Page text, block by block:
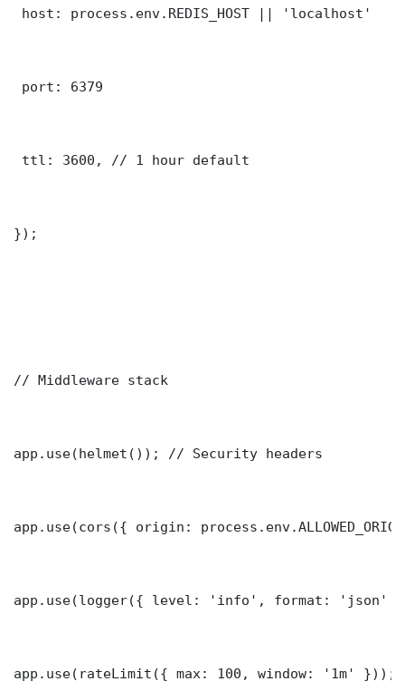
host: process.env.REDIS_HOST || 'localhost'
port: 6379
ttl: 3600, // 1 hour default
});
// Middleware stack
app.use(helmet()); // Security headers
app.use(cors({ origin:
app.use(logger({ level: 'info', format: 'json'
app.use(rateLimit({ max: 100, window: '1m' }));